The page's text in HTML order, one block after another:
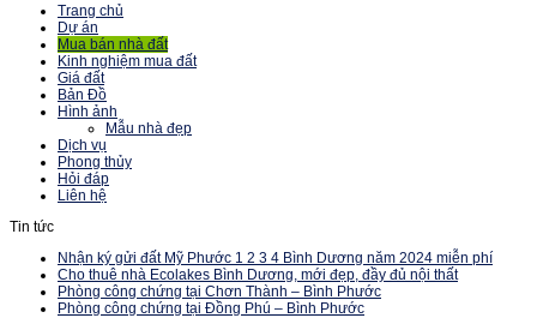
Trang chủ
Dự án
Mua bán nhà đất
Kinh nghiệm mua đất
Giá đất
Bản Đồ
Hình ảnh
Mẫu nhà đẹp
Dịch vụ
Phong thủy
Hỏi đáp
Liên hệ
Tin tức
Nhận ký gửi đất Mỹ Phước 1 2 3 4 Bình Dương năm 2024 miễn phí
Cho thuê nhà Ecolakes Bình Dương, mới đẹp, đầy đủ nội thất
Phòng công chứng tại Chơn Thành – Bình Phước
Phòng công chứng tại Đồng Phú – Bình Phước